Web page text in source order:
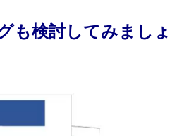
も検討してみましょ